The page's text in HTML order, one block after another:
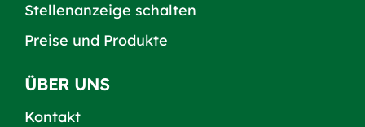
Stellenanzeige schalten
Preise und Produkte
ÜBER UNS
Kontakt